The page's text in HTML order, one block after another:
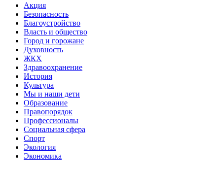
Акция
Безопасность
Благоустройство
Власть и общество
Город и горожане
Духовность
ЖКХ
Здравоохранение
История
Культура
Мы и наши дети
Образование
Правопорядок
Профессионалы
Социальная сфера
Спорт
Экология
Экономика